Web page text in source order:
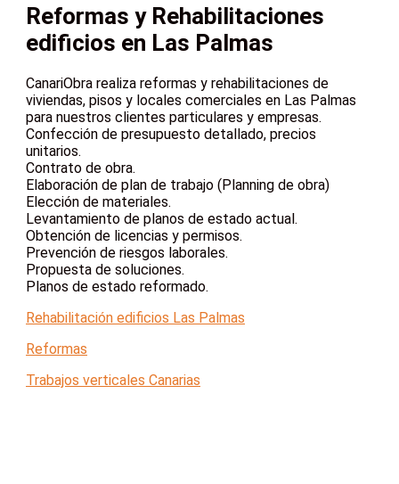
Reformas y Rehabilitaciones
edificios en Las Palmas
CanariObra realiza reformas y rehabilitaciones de
viviendas, pisos y locales comerciales en Las Palmas
para nuestros clientes particulares y empresas.
Confección de presupuesto detallado, precios
unitarios.
Contrato de obra.
Elaboración de plan de trabajo (Planning de obra)
Elección de materiales.
Levantamiento de planos de estado actual.
Obtención de licencias y permisos.
Prevención de riesgos laborales.
Propuesta de soluciones.
Planos de estado reformado.
Rehabilitación edificios Las Palmas
Reformas
Trabajos verticales Canarias